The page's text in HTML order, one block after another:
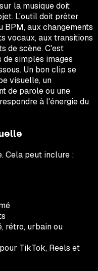
la musique doit
L'outil doit prêter
BPM, aux changements
vocaux, aux transitions
de scène. C'est
simples images
Un bon clip se
visuelle, un
de parole ou une
à l'énergie du
Cela peut inclure :
rétro, urbain ou
TikTok, Reels et